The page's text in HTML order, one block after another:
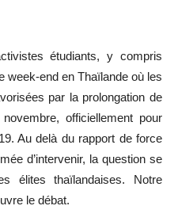
étudiants, y compris
week-end en Thaïlande où les
par la prolongation de
novembre, officiellement pour
Au delà du rapport de force
d’intervenir, la question se
élites thaïlandaises. Notre
le débat.